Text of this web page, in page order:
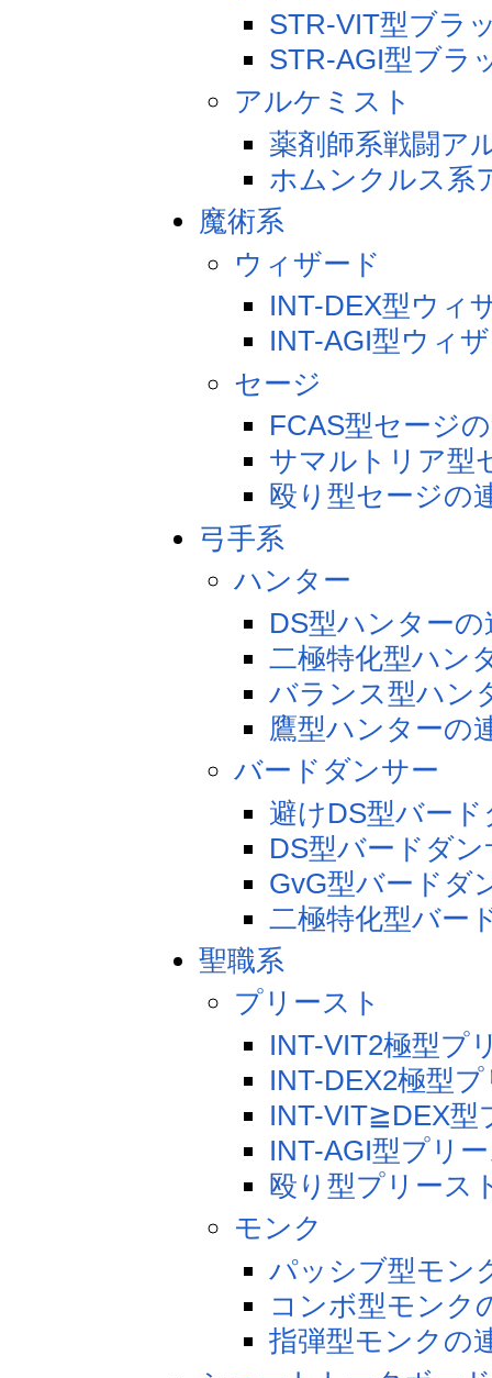
STR-VIT型ブラ
STR-AGI型ブラ
アルケミスト
薬剤師系戦闘ア
ホムンクルス系
魔術系
ウィザード
INT-DEX型ウィ
INT-AGI型ウィ
セージ
FCAS型セージ
サマルトリア型
殴り型セージの
弓手系
ハンター
DS型ハンターの
二極特化型ハン
バランス型ハン
鷹型ハンターの
バードダンサー
避けDS型バー
DS型バードダ
GvG型バードダ
二極特化型バー
聖職系
プリースト
INT-VIT2極型プ
INT-DEX2極型
INT-VIT≧DEX型
INT-AGI型プリ
殴り型プリース
モンク
パッシブ型モン
コンボ型モンク
指弾型モンクの